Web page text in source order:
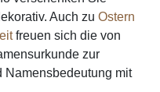
Auch zu Ostern
freuen sich die von
zur
Namensbedeutung mit